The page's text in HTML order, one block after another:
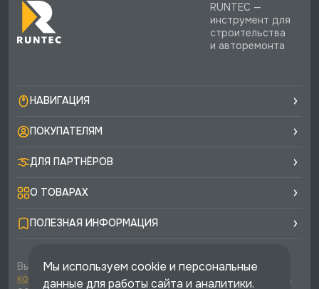
RUNTEC —
инструмент для
строительства
и авторемонта
НАВИГАЦИЯ
ПОКУПАТЕЛЯМ
ДЛЯ ПАРТНЁРОВ
О ТОВАРАХ
ПОЛЕЗНАЯ ИНФОРМАЦИЯ
Вы соглашаетесь с условиямиполитики
конфиденциальностиипубличной офертыкаждый раз,
Мы используем cookie и персональные
данные для работы сайта и аналитики.